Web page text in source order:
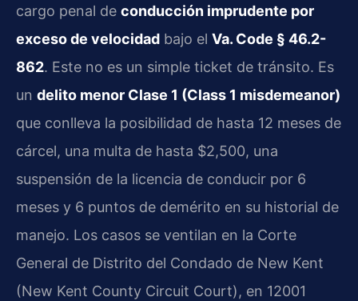
cargo penal de conducción imprudente por
exceso de velocidad bajo el Va. Code § 46.2-
862. Este no es un simple ticket de tránsito. Es
un delito menor Clase 1 (Class 1 misdemeanor)
que conlleva la posibilidad de hasta 12 meses de
cárcel, una multa de hasta $2,500, una
suspensión de la licencia de conducir por 6
meses y 6 puntos de demérito en su historial de
manejo. Los casos se ventilan en la Corte
General de Distrito del Condado de New Kent
(New Kent County Circuit Court), en 12001